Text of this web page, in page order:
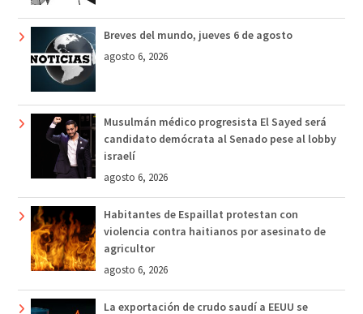
Breves del mundo, jueves 6 de agosto
agosto 6, 2026
Musulmán médico progresista El Sayed será
candidato demócrata al Senado pese al lobby
israelí
agosto 6, 2026
Habitantes de Espaillat protestan con
violencia contra haitianos por asesinato de
agricultor
agosto 6, 2026
La exportación de crudo saudí a EEUU se